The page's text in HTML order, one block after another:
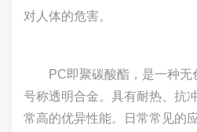
对人体的危害。
PC即聚碳酸酯，是一种无
号称透明合金。具有耐热、抗
常高的优异性能。日常常见的